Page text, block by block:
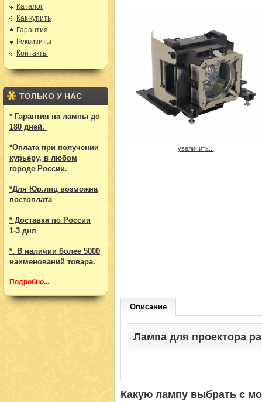
Каталог
Как купить
Гарантия
Реквизиты
Контакты
ТОЛЬКО У НАС
* Гарантия на лампы до
180 дней.
*Оплата при получении
курьеру, в любом
городе России.
*Для Юр.лиц возможна
постоплата
* Доставка по России
1-3 дня
*. В наличии более 5000
наименований товара.
Подробно...
увеличить...
Описание
Лампа для проектора
Какую лампу выбрать с